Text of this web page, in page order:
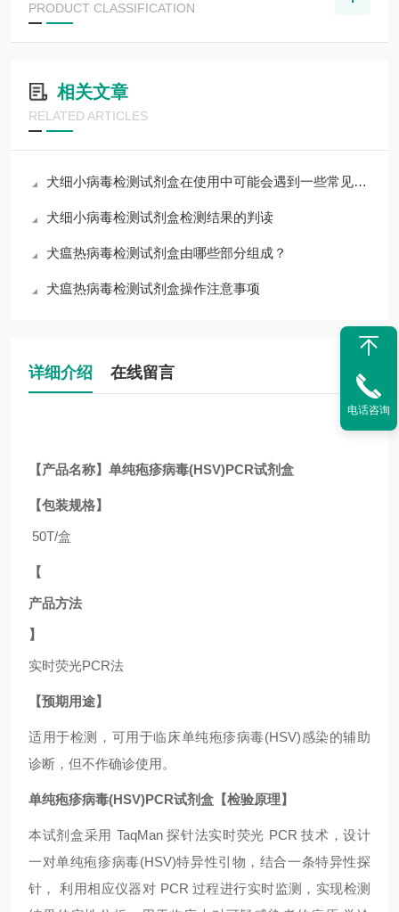
PRODUCT CLASSIFICATION
相关文章
RELATED ARTICLES
犬细小病毒检测试剂盒在使用中可能会遇到一些常见问题
犬细小病毒检测试剂盒检测结果的判读
犬瘟热病毒检测试剂盒由哪些部分组成？
犬瘟热病毒检测试剂盒操作注意事项
详细介绍 在线留言
【产品名称】单纯疱疹病毒(HSV)PCR试剂盒
【包装规格】
50T/盒
【
产品方法
】
实时荧光PCR法
【预期用途】
适用于检测，可用于临床单纯疱疹病毒(HSV)感染的辅助
诊断，但不作确诊使用。
单纯疱疹病毒(HSV)PCR试剂盒【检验原理】
本试剂盒采用 TaqMan 探针法实时荧光 PCR 技术，设计
一对单纯疱疹病毒(HSV)特异性引物，结合一条特异性探
针，
利用相应仪器对 PCR 过程进行实时监测，实现检测
电话咨询